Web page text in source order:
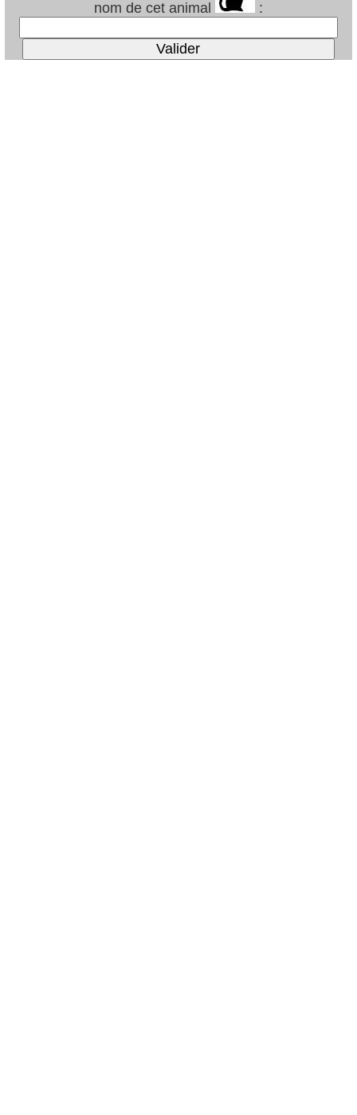
nom de cet animal :